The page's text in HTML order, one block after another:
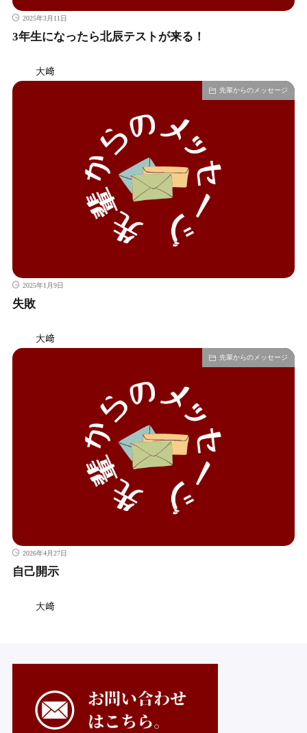
2025年3月11日
3年生になったら北辰テストが来る！
大﨑
先輩からのメッセージ
2025年1月9日
失敗
大﨑
先輩からのメッセージ
2026年4月27日
自己開示
大﨑